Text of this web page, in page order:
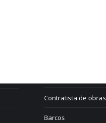
Contratista de obras
Barcos